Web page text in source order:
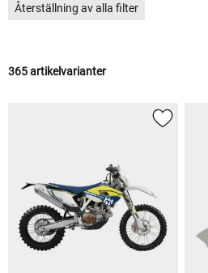
Återställning av alla filter
365 artikelvarianter